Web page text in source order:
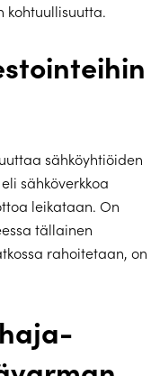
kohtuullisuutta.
sähköyhtiöiden
sähköverkkoa
leikataan. On
tällainen
rahoitetaan, on